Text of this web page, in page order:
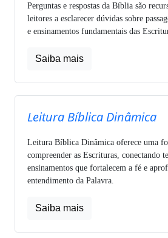
Perguntas e respostas da Bíblia são
leitores a esclarecer dúvidas sobre
e ensinamentos fundamentais das
Saiba mais
Leitura Bíblica Dinâmica
Leitura Bíblica Dinâmica oferece uma
compreender as Escrituras, conectando
ensinamentos que fortalecem a fé e
entendimento da Palavra.
Saiba mais